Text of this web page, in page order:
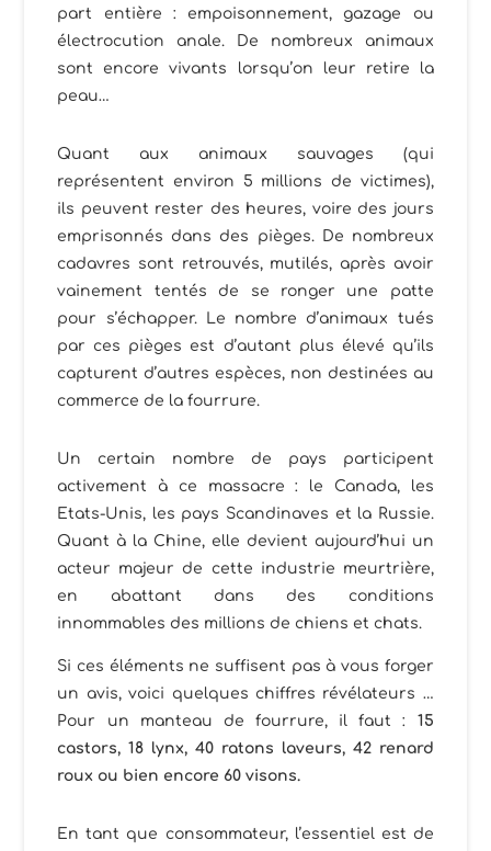
part entière : empoisonnement, gazage ou
électrocution anale. De nombreux animaux
sont encore vivants lorsqu’on leur retire la
peau…
Quant aux animaux sauvages (qui
représentent environ 5 millions de victimes),
ils peuvent rester des heures, voire des jours
emprisonnés dans des pièges. De nombreux
cadavres sont retrouvés, mutilés, après avoir
vainement tentés de se ronger une patte
pour s’échapper. Le nombre d’animaux tués
par ces pièges est d’autant plus élevé qu’ils
capturent d’autres espèces, non destinées au
commerce de la fourrure.
Un certain nombre de pays participent
activement à ce massacre : le Canada, les
Etats-Unis, les pays Scandinaves et la Russie.
Quant à la Chine, elle devient aujourd’hui un
acteur majeur de cette industrie meurtrière,
en abattant dans des conditions
innommables des millions de chiens et chats.
Si ces éléments ne suffisent pas à vous forger
un avis, voici quelques chiffres révélateurs …
Pour un manteau de fourrure, il faut : 15
castors, 18 lynx, 40 ratons laveurs, 42 renard
roux ou bien encore 60 visons.
En tant que consommateur, l’essentiel est de